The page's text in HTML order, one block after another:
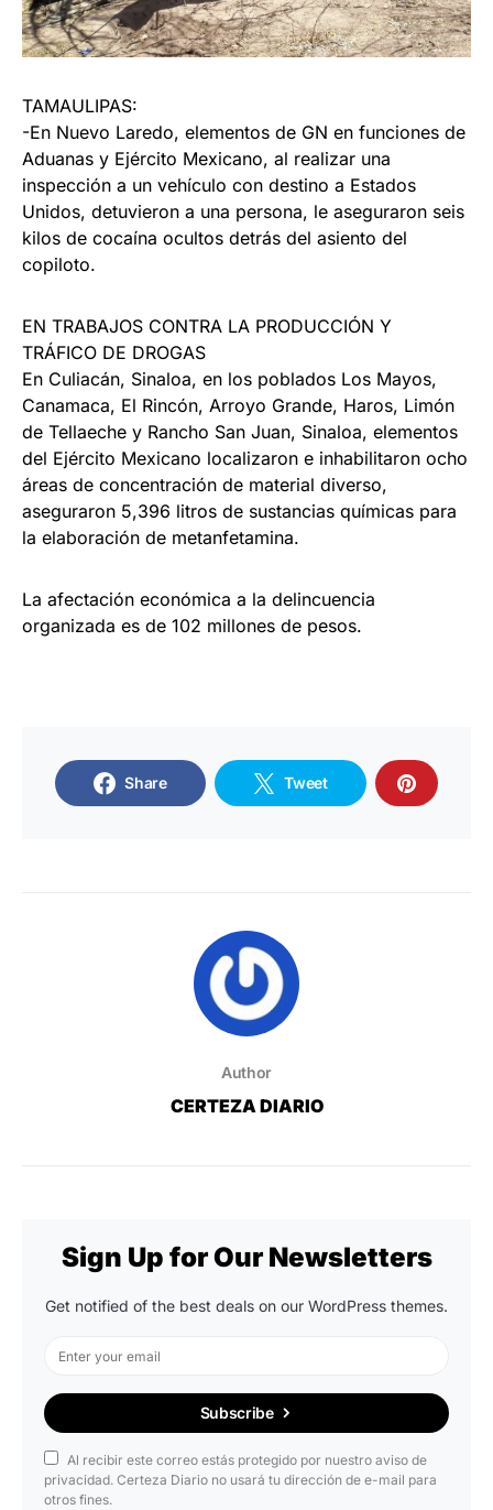
TAMAULIPAS:
-En Nuevo Laredo, elementos de GN en funciones de
Aduanas y Ejército Mexicano, al realizar una
inspección a un vehículo con destino a Estados
Unidos, detuvieron a una persona, le aseguraron seis
kilos de cocaína ocultos detrás del asiento del
copiloto.
EN TRABAJOS CONTRA LA PRODUCCIÓN Y
TRÁFICO DE DROGAS
En Culiacán, Sinaloa, en los poblados Los Mayos,
Canamaca, El Rincón, Arroyo Grande, Haros, Limón
de Tellaeche y Rancho San Juan, Sinaloa, elementos
del Ejército Mexicano localizaron e inhabilitaron ocho
áreas de concentración de material diverso,
aseguraron 5,396 litros de sustancias químicas para
la elaboración de metanfetamina.
La afectación económica a la delincuencia
organizada es de 102 millones de pesos.
Share Tweet
Author
CERTEZA DIARIO
Sign Up for Our Newsletters
Get notified of the best deals on our WordPress themes.
Subscribe
Al recibir este correo estás protegido por nuestro aviso de
privacidad. Certeza Diario no usará tu dirección de e-mail para
otros fines.